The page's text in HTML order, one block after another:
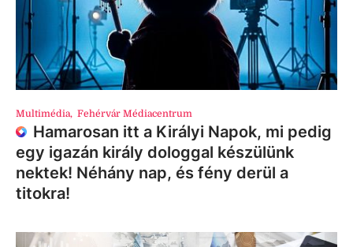
Multimédia, Fehérvár Médiacentrum
Hamarosan itt a Királyi Napok, mi pedig
egy igazán király dologgal készülünk
nektek! Néhány nap, és fény derül a
titokra!